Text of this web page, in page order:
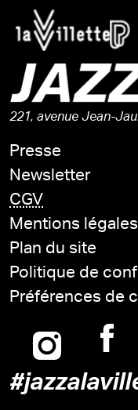
221, avenue Jean-
Presse
Newsletter
CGV
Mentions légales
Plan du site
Politique de
Préférences de